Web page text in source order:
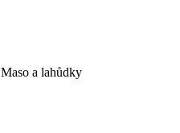
Maso a lahůdky